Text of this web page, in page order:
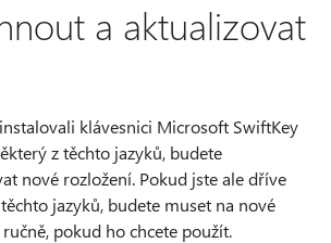
a aktualizovat
klávesnici Microsoft SwiftKey
z těchto jazyků, budete
nové rozložení. Pokud jste ale dříve
jazyků, budete muset na nové
pokud ho chcete použít.